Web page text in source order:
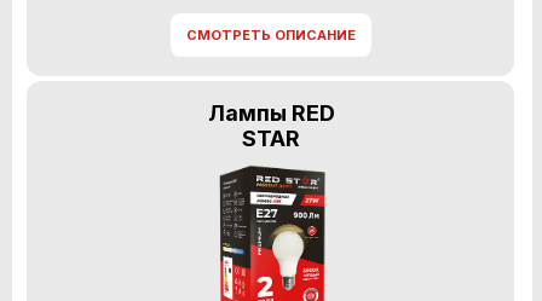
Лампы RED
STAR
СМОТРЕТЬ ОПИСАНИЕ